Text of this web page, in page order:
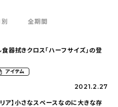
全期間
器拭きクロス「ハーフサイズ」の登
アイテム
2021.2.27
リア】小さなスペースなのに大きな存